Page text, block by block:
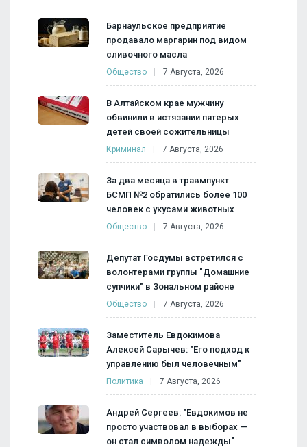
Барнаульское предприятие
продавало маргарин под видом
сливочного масла
Общество 7 Августа, 2026
В Алтайском крае мужчину
обвинили в истязании пятерых
детей своей сожительницы
Криминал 7 Августа, 2026
За два месяца в травмпункт
БСМП №2 обратились более 100
человек с укусами животных
Общество 7 Августа, 2026
Депутат Госдумы встретился с
волонтерами группы "Домашние
супчики" в Зональном районе
Общество 7 Августа, 2026
Заместитель Евдокимова
Алексей Сарычев: "Его подход к
управлению был человечным"
Политика 7 Августа, 2026
Андрей Сергеев: "Евдокимов не
просто участвовал в выборах —
он стал символом надежды"